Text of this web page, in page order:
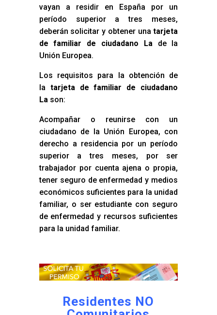
vayan a residir en España por un
período superior a tres meses,
deberán solicitar y obtener unatarjeta
de familiar de ciudadano La de la
Unión Europea.
Los requisitos para la obtención de
la tarjeta de familiar de ciudadano
La son:
Acompañar o reunirse con un
ciudadano de la Unión Europea, con
derecho a residencia por un período
superior a tres meses, por ser
trabajador por cuenta ajena o propia,
tener seguro de enfermedad y medios
económicos suficientes para la unidad
familiar, o ser estudiante con seguro
de enfermedad y recursos suficientes
para la unidad familiar.
Residentes NO